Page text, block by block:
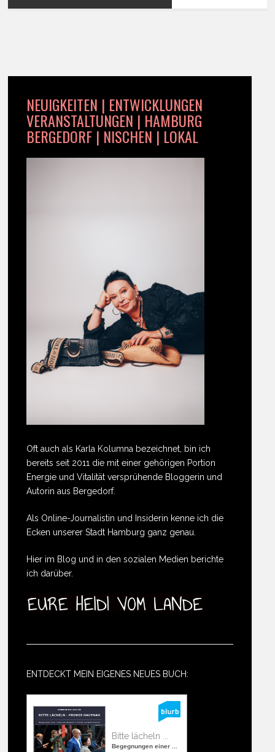
NEUIGKEITEN | ENTWICKLUNGEN
VERANSTALTUNGEN | HAMBURG
BERGEDORF | NISCHEN | LOKAL
Oft auch als Karla Kolumna bezeichnet, bin ich
bereits seit 2011 die mit einer gehörigen Portion
Energie und Vitalität versprühende Bloggerin und
Autorin aus Bergedorf.
Als Online-Journalistin und Insiderin kenne ich die
Ecken unserer Stadt Hamburg ganz genau.
Hier im Blog und in den sozialen Medien berichte
ich darüber.
ENTDECKT MEIN EIGENES NEUES BUCH:
Bitte lächeln ...
Begegnungen einer ...